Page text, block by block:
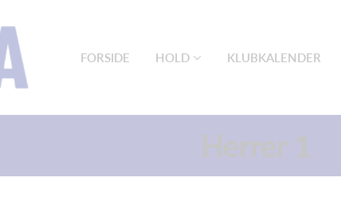
FORSIDE HOLD KLUBKALENDER